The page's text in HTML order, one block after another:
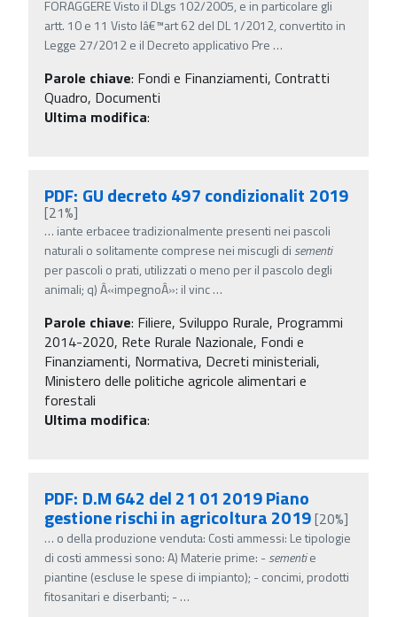
FORAGGERE Visto il DLgs 102/2005, e in particolare gli
artt. 10 e 11 Visto lâ€™art 62 del DL 1/2012, convertito in
Legge 27/2012 e il Decreto applicativo Pre …
Parole chiave: Fondi e Finanziamenti, Contratti
Quadro, Documenti
Ultima modifica:
PDF: GU decreto 497 condizionalit 2019
[21%]
… iante erbacee tradizionalmente presenti nei pascoli
naturali o solitamente comprese nei miscugli di sementi
per pascoli o prati, utilizzati o meno per il pascolo degli
animali; q) Â«impegnoÂ»: il vinc…
Parole chiave: Filiere, Sviluppo Rurale, Programmi
2014-2020, Rete Rurale Nazionale, Fondi e
Finanziamenti, Normativa, Decreti ministeriali,
Ministero delle politiche agricole alimentari e
forestali
Ultima modifica:
PDF: D.M 642 del 21 01 2019 Piano
gestione rischi in agricoltura 2019[20%]
… o della produzione venduta: Costi ammessi: Le tipologie
di costi ammessi sono: A) Materie prime: -sementie
piantine (escluse le spese di impianto); - concimi, prodotti
fitosanitari e diserbanti; -…